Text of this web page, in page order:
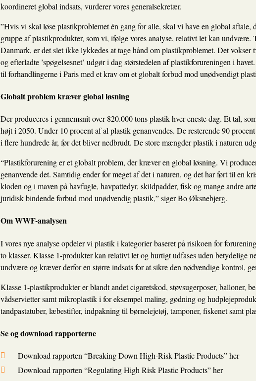
koordineret global indsats, vurderer vores generalsekretær.
”Hvis vi skal løse plastikproblemet én gang for alle, skal vi have en global aftale,
gruppe af plastikprodukter, som vi, ifølge vores analyse, relativt let kan
Danmark, er det slet ikke lykkedes at tage hånd om plastikproblemet. Det
og efterladte ’spøgelsesnet’ udgør i dag størstedelen af ​​plastikforureningen i
til forhandlingerne i Paris med et krav om et globalt forbud mod unødvendigt
Globalt problem kræver global løsning
Der produceres i gennemsnit over 820.000 tons plastik hver eneste dag. Et tal,
højt i 2050. Under 10 procent af al plastik genanvendes. De resterende 90
i flere hundrede år, før det bliver nedbrudt. De store mængder plastik i naturen
“Plastikforurening er et globalt problem, der kræver en global løsning. Vi
genanvende det. Samtidig ender for meget af det i naturen, og det har ført til en
kloden og i maven på havfugle, havpattedyr, skildpadder, fisk og mange andre
juridisk bindende forbud mod unødvendig plastik,” siger Bo Øksnebjerg.
Om WWF-analysen
I vores nye analyse opdeler vi plastik i kategorier baseret på risikoen for
to klasser. Klasse 1-produkter kan relativt let og hurtigt udfases uden betydelige
undvære og kræver derfor en større indsats for at sikre den nødvendige kontrol,
Klasse 1-plastikprodukter er blandt andet cigaretskod, støvsugerposer, balloner,
vådservietter samt mikroplastik i for eksempel maling, gødning og
tandpastatuber, læbestifter, indpakning til børnelejetøj, tamponer, fiskenet samt
Se og download rapporterne
Download rapporten “Breaking Down High-Risk Plastic Products”her
Download rapporten “Regulating High Risk Plastic Products”her